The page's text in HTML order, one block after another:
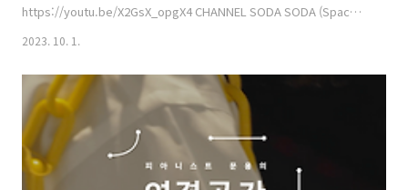
https://youtu.be/X2GsX_opgX4 CHANNEL SODA SODA (Space
Of Design and Architecture) 디자인, 건축, 아트의 경계 없는 문화예
http://moonyong.com http://moontara.co.kr 주최·주관 문타라엔
터테인먼트 | 협력 소다미술관 화성시 후원 온라인미디어 예술활동 지원
문화체육관광부 한국문화예술위원회 2023년 문화체육관광부와 한국문
화예술위원회의 '온라인미디어 예술활동 지원' 사업의 지원을 받아 제작
되었습니다. #청주시립미술관_오창..
2023. 10. 1.